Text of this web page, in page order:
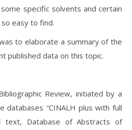
specific solvents and certain
easy to find.
to elaborate a summary of the
published data on this topic.
Review, initiated by a
databases “CINALH plus with full
text, Database of Abstracts of